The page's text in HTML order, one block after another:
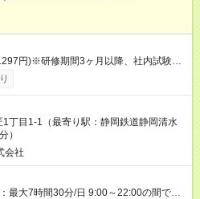
円)※研修期間3ヶ月以降、社内試験に
試験合格後、時給＋50～100円の昇給あ
本
態、給与は本採用時と同じです。
丁目1-1（最寄り駅：静岡鉄道静岡清水
）
会社
最大7時間30分/日 9:00～22:00の間で1